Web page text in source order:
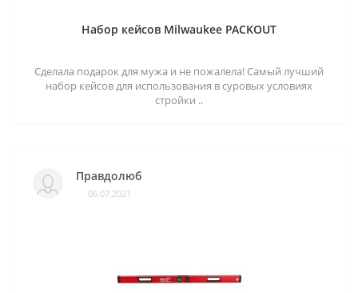
Набор кейсов Milwaukee PACKOUT
Сделала подарок для мужа и не пожалела! Самый лучший
набор кейсов для использования в суровых условиях
стройки ..
Правдолюб
06.07.2021